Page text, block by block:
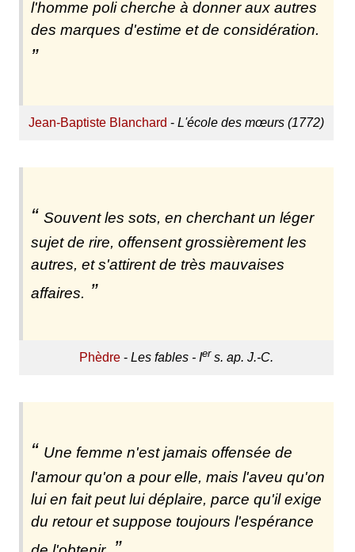
l'homme poli cherche à donner aux autres
des marques d'estime et de considération.
Jean-Baptiste Blanchard - L'école des mœurs (1772)
Souvent les sots, en cherchant un léger
sujet de rire, offensent grossièrement les
autres, et s'attirent de très mauvaises
affaires.
Phèdre- Les fables - Iers. ap. J.-C.
Une femme n'est jamais offensée de
l'amour qu'on a pour elle, mais l'aveu qu'on
lui en fait peut lui déplaire, parce qu'il exige
du retour et suppose toujours l'espérance